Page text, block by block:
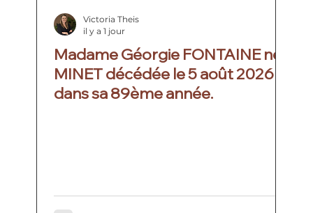
Madame Géorgie FONTAINE née
MINET décédée le 5 août 2026
dans sa 89ème année.
Victoria Theis
il y a 1 jour